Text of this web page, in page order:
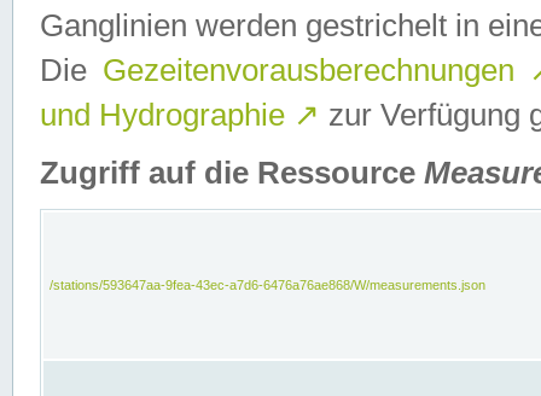
Ganglinien werden gestrichelt in
Die Gezeitenvorausberechnungen
und Hydrographie ↗ zur Verfügung
Zugriff auf die Ressource
/stations/593647aa-9fea-43ec-a7d6-6476a76ae868/W/measurements.json